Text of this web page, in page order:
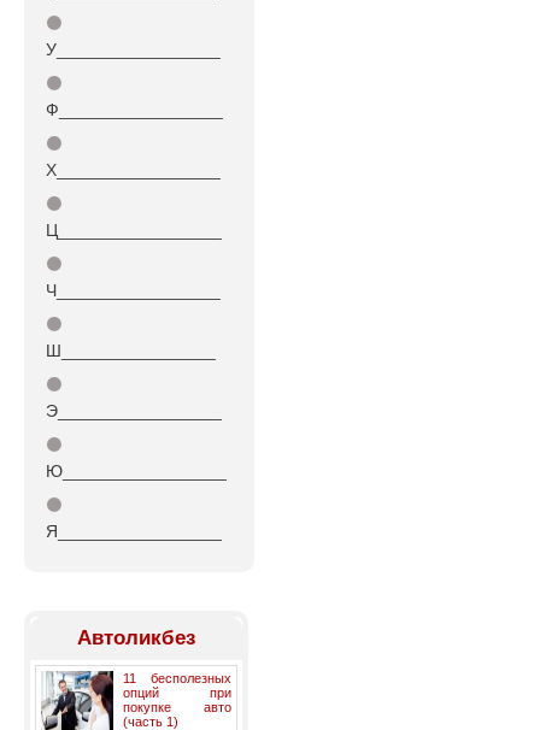
⚫
У_________________
⚫
Ф_________________
⚫
Х_________________
⚫
Ц_________________
⚫
Ч_________________
⚫
Ш________________
⚫
Э_________________
⚫
Ю_________________
⚫
Я_________________
Автоликбез
11 бесполезных
опций при
покупке авто
(часть 1)